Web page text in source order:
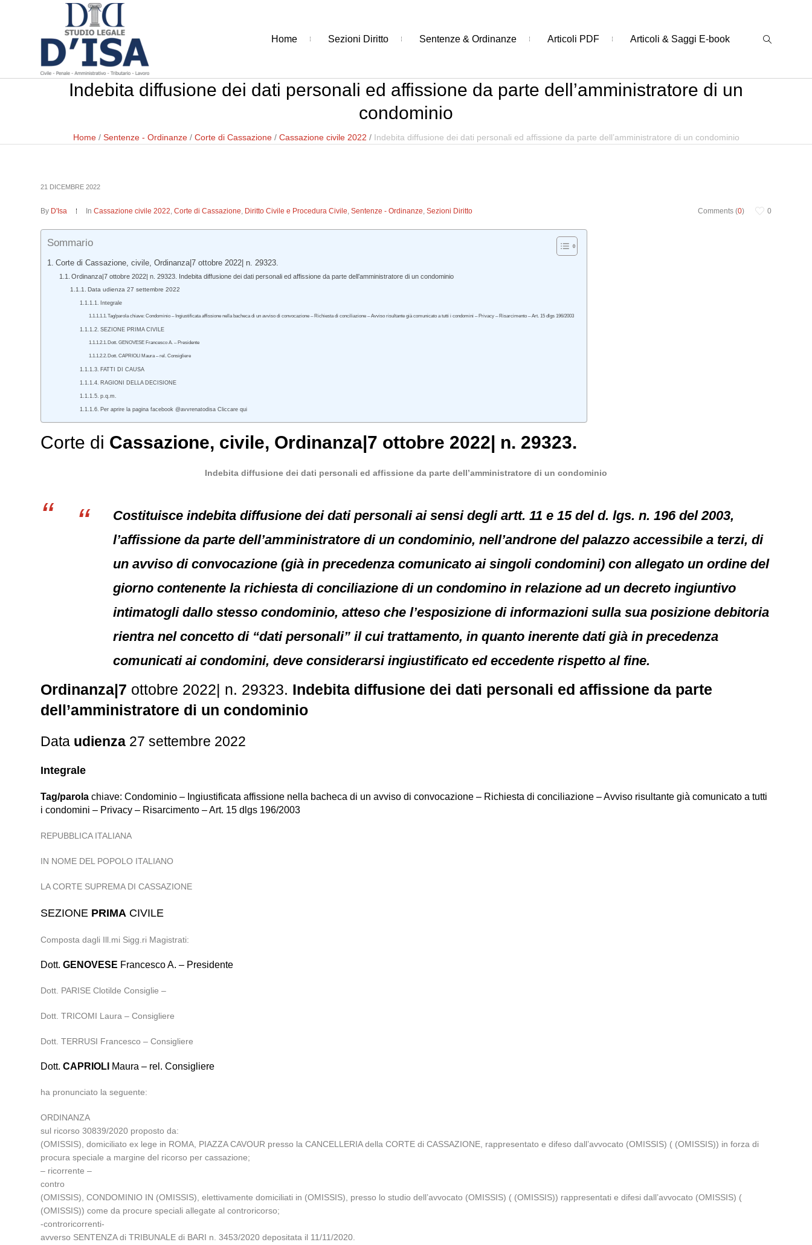
Home Sezioni Diritto Sentenze & Ordinanze Articoli PDF Articoli & Saggi E-book
Indebita diffusione dei dati personali ed affissione da parte dell’amministratore di un
condominio
Home / Sentenze - Ordinanze / Corte di Cassazione / Cassazione civile 2022 / Indebita diffusione dei dati personali ed affissione da parte dell’amministratore di un condominio
21 DICEMBRE 2022
Comments (0) 0
By D'Isa InCassazione civile 2022,Corte di Cassazione, Diritto Civile e Procedura Civile,Sentenze - Ordinanze,Sezioni Diritto
Sommario
Corte di Cassazione, civile, Ordinanza|7 ottobre 2022| n. 29323.
Ordinanza|7 ottobre 2022| n. 29323. Indebita diffusione dei dati personali ed affissione da parte dell’amministratore di un condominio
Data udienza 27 settembre 2022
Integrale
Tag/parola chiave: Condominio – Ingiustificata affissione nella bacheca di un avviso di convocazione – Richiesta di conciliazione – Avviso risultante già comunicato a tutti i condomini – Privacy – Risarcimento – Art. 15 dlgs 196/2003
SEZIONE PRIMA CIVILE
Dott. GENOVESE Francesco A. – Presidente
Dott. CAPRIOLI Maura – rel. Consigliere
FATTI DI CAUSA
RAGIONI DELLA DECISIONE
p.q.m.
Per aprire la pagina facebook @avvrenatodisa Cliccare qui
Corte di Cassazione, civile, Ordinanza|7 ottobre 2022| n. 29323.
Indebita diffusione dei dati personali ed affissione da parte dell’amministratore di un condominio
Costituisce indebita diffusione dei dati personali ai sensi degli artt. 11 e 15 del d. lgs. n. 196 del 2003,
l’affissione da parte dell’amministratore di un condominio, nell’androne del palazzo accessibile a terzi, di
un avviso di convocazione (già in precedenza comunicato ai singoli condomini) con allegato un ordine del
giorno contenente la richiesta di conciliazione di un condomino in relazione ad un decreto ingiuntivo
intimatogli dallo stesso condominio, atteso che l’esposizione di informazioni sulla sua posizione debitoria
rientra nel concetto di “dati personali” il cui trattamento, in quanto inerente dati già in precedenza
comunicati ai condomini, deve considerarsi ingiustificato ed eccedente rispetto al fine.
Ordinanza|7 ottobre 2022| n. 29323. Indebita diffusione dei dati personali ed affissione da parte
dell’amministratore di un condominio
Data udienza 27 settembre 2022
Integrale
Tag/parola chiave: Condominio – Ingiustificata affissione nella bacheca di un avviso di convocazione – Richiesta di conciliazione – Avviso risultante già comunicato a tutti
i condomini – Privacy – Risarcimento – Art. 15 dlgs 196/2003
REPUBBLICA ITALIANA
IN NOME DEL POPOLO ITALIANO
LA CORTE SUPREMA DI CASSAZIONE
SEZIONE PRIMA CIVILE
Composta dagli Ill.mi Sigg.ri Magistrati:
Dott.GENOVESE Francesco A. – Presidente
Dott. PARISE Clotilde Consiglie –
Dott. TRICOMI Laura – Consigliere
Dott. TERRUSI Francesco – Consigliere
Dott.CAPRIOLI Maura – rel. Consigliere
ha pronunciato la seguente:
ORDINANZA
sul ricorso 30839/2020 proposto da:
(OMISSIS), domiciliato ex lege in ROMA, PIAZZA CAVOUR presso la CANCELLERIA della CORTE di CASSAZIONE, rappresentato e difeso dall’avvocato (OMISSIS) ( (OMISSIS)) in forza di
procura speciale a margine del ricorso per cassazione;
– ricorrente –
contro
(OMISSIS), CONDOMINIO IN (OMISSIS), elettivamente domiciliati in (OMISSIS), presso lo studio dell’avvocato (OMISSIS) ( (OMISSIS)) rappresentati e difesi dall’avvocato (OMISSIS) (
(OMISSIS)) come da procure speciali allegate al controricorso;
-controricorrenti-
avverso SENTENZA di TRIBUNALE di BARI n. 3453/2020 depositata il 11/11/2020.